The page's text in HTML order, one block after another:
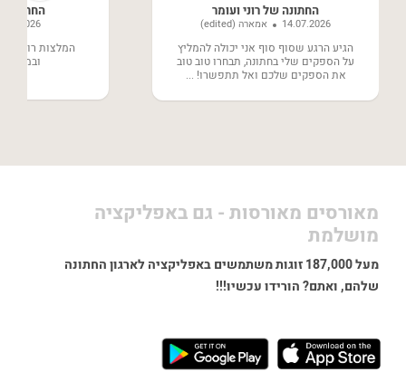
החתונה של רוני ועומר
14.07.2026 אמארה (edited)
הגיע הרגע שסוף סוף אני יכולה להמליץ
על הספקים שלי בחתונה, תבחרו טוב טוב
את הספקים שלכם ואל תתפשרו! ...
החתונה
המלצות
מאורסים מאורסות - גם באפליקציה
מושלמת
מעל 187,000 זוגות משתמשים באפליקציה לארגון החתונה
שלהם, ואתם? הורידו עכשיו!!!